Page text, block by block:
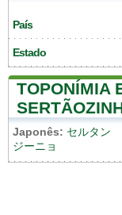
País
Estado
TOPONÍMIA
Japonês: セルタン
ジーニョ